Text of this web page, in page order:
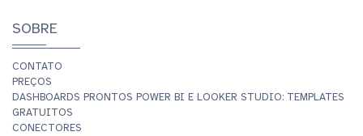
SOBRE
CONTATO
PREÇOS
DASHBOARDS PRONTOS POWER BI E LOOKER STUDIO: TEMPLATES
GRATUITOS
CONECTORES